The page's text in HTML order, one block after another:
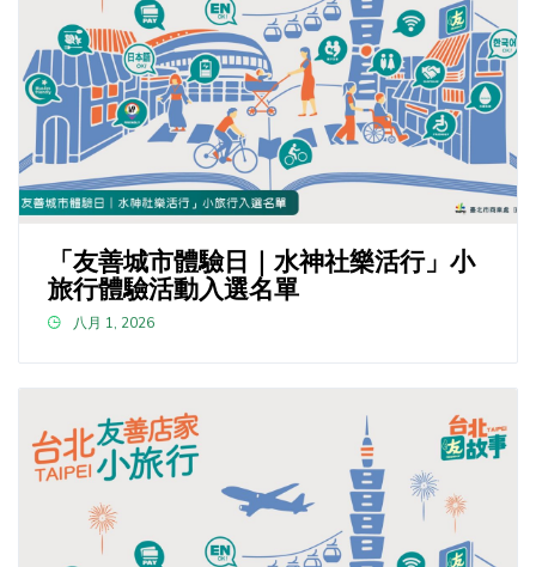
「友善城市體驗日｜水神社樂活行」小
旅行體驗活動入選名單
八月 1, 2026